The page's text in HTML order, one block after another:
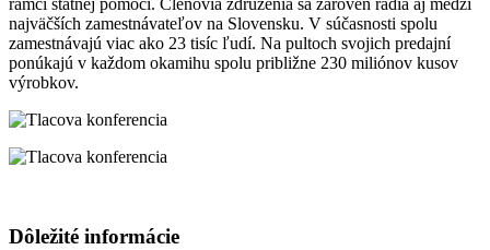
najväčších zamestnávateľov na Slovensku. V súčasnosti spolu
zamestnávajú viac ako 23 tisíc ľudí. Na pultoch svojich predajní
ponúkajú v každom okamihu spolu približne 230 miliónov kusov
výrobkov.
Dôležité informácie